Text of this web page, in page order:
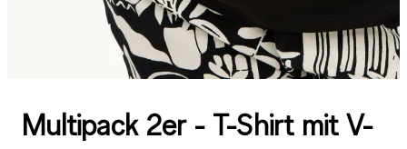
Multipack 2er - T-Shirt mit V-